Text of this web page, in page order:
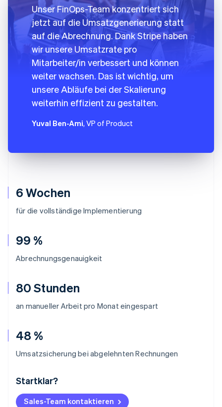
6 Wochen
für die vollständige Implementierung
99 %
Abrechnungsgenauigkeit
80 Stunden
an manueller Arbeit pro Monat eingespart
48 %
Umsatzsicherung bei abgelehnten Rechnungen
Startklar?
Sales-Team kontaktieren
Unser FinOps-Team konzentriert sich
jetzt auf die Umsatzgenerierung statt
auf die Abrechnung. Dank Stripe haben
wir unsere Umsatzrate pro
Mitarbeiter/in verbessert und können
weiter wachsen. Das ist wichtig, um
unsere Abläufe bei der Skalierung
weiterhin effizient zu gestalten.
Yuval Ben-Ami, VP of Product
Australien
Belgien